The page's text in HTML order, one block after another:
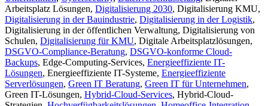
Arbeitsplatz Lösungen, Digitalisierung 2030, Digitalisierung KMU,
Digitalisierung in der Bauindustrie, Digitalisierung in der Logistik,
Digitalisierung in der öffentlichen Verwaltung, Digitalisierung von
Schulen, Digitalisierung für KMU, Digitale Arbeitsplatzlösungen,
DSGVO-Compliance-Beratung, DSGVO-konforme Cloud-
Backups, Edge-Computing-Services, Energieeffiziente IT-
Lösungen, Energieeffiziente IT-Systeme, Energieeffiziente
Serverlösungen, Green IT Beratung, Green IT für Unternehmen,
Green IT-Lösungen, Hybrid-Cloud-Services, Hybrid-Cloud-